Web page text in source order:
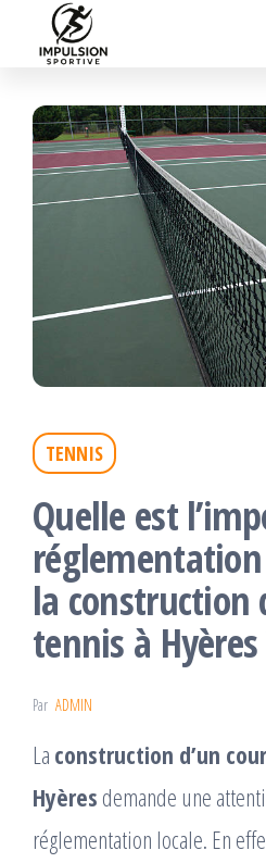
contenu
TENNIS
Quelle est
la construction
tennis à Hyères
Par ADMIN
La construction d’un
Hyères demande une
réglementation locale. En